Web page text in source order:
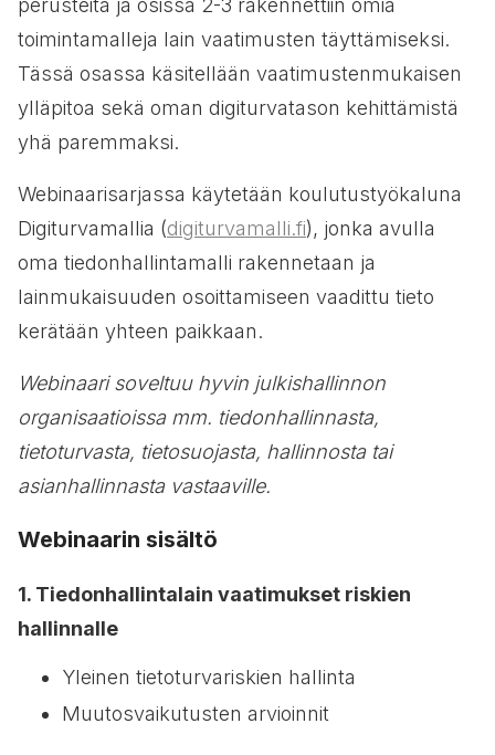
perusteita ja osissa 2-3 rakennettiin omia
toimintamalleja lain vaatimusten täyttämiseksi.
Tässä osassa käsitellään vaatimustenmukaisen
ylläpitoa sekä oman digiturvatason kehittämistä
yhä paremmaksi.
Webinaarisarjassa käytetään koulutustyökaluna
Digiturvamallia (digiturvamalli.fi), jonka avulla
oma tiedonhallintamalli rakennetaan ja
lainmukaisuuden osoittamiseen vaadittu tieto
kerätään yhteen paikkaan.
Webinaari soveltuu hyvin julkishallinnon
organisaatioissa mm. tiedonhallinnasta,
tietoturvasta, tietosuojasta, hallinnosta tai
asianhallinnasta vastaaville.
Webinaarin sisältö
1. Tiedonhallintalain vaatimukset riskien
hallinnalle
Yleinen tietoturvariskien hallinta
Muutosvaikutusten arvioinnit